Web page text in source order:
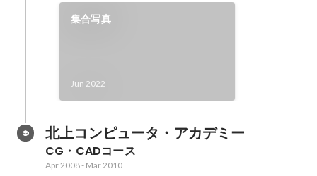
集合写真
Jun 2022
北上コンピュータ・アカデミー
CG・CADコース
Apr 2008- Mar 2010